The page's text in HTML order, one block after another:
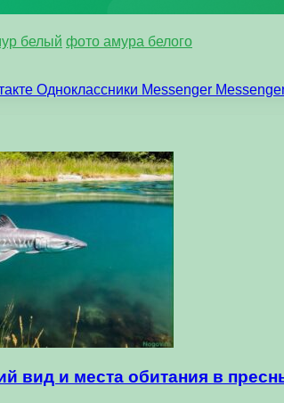
белый фото амура белого
Одноклассники Messenger
вид и места обитания в